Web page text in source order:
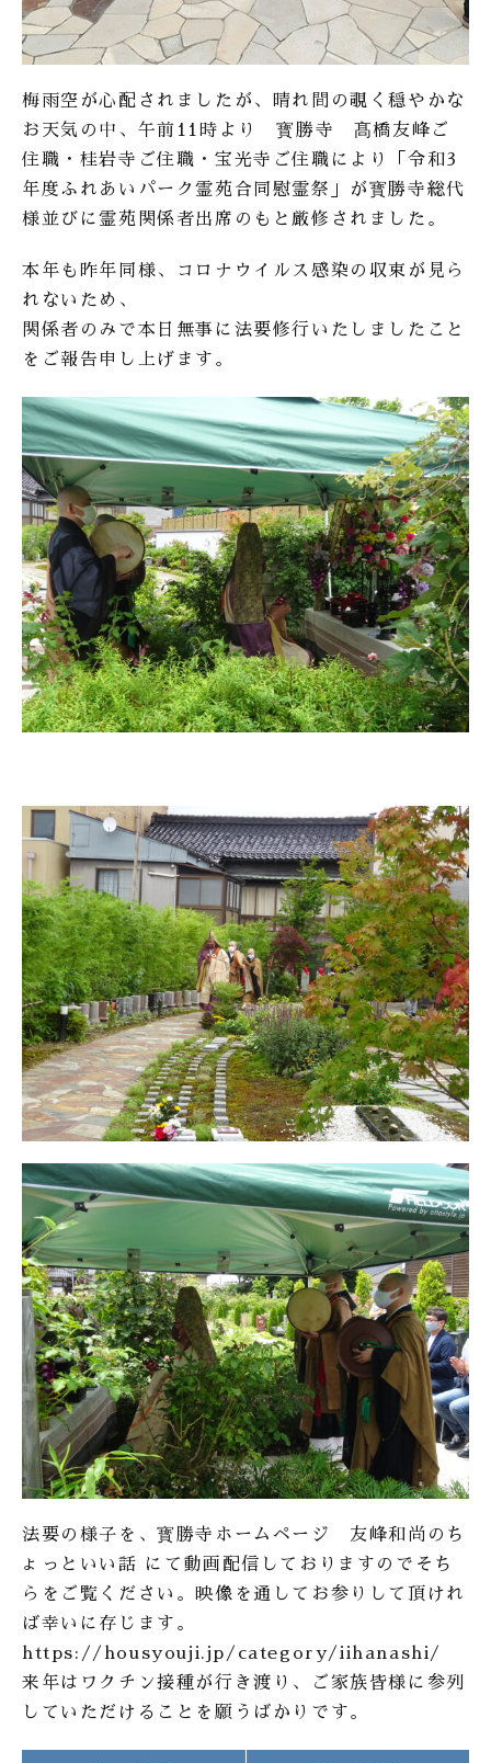
梅雨空が心配されましたが、晴れ間の覗く穏やかな
お天気の中、午前11時より 寳勝寺 髙橋友峰ご
住職・桂岩寺ご住職・宝光寺ご住職により「令和3
年度ふれあいパーク霊苑合同慰霊祭」が寳勝寺総代
様並びに霊苑関係者出席のもと厳修されました。
本年も昨年同様、コロナウイルス感染の収束が見ら
れないため、
関係者のみで本日無事に法要修行いたしましたこと
をご報告申し上げます。
法要の様子を、寳勝寺ホームページ 友峰和尚のち
ょっといい話 にて動画配信しておりますのでそち
らをご覧ください。映像を通してお参りして頂けれ
ば幸いに存じます。
https://housyouji.jp/category/iihanashi/
来年はワクチン接種が行き渡り、ご家族皆様に参列
していただけることを願うばかりです。